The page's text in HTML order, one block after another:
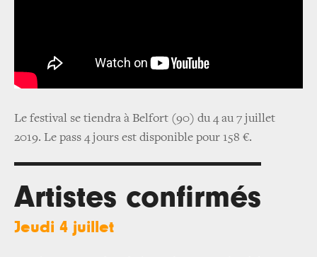
Le festival se tiendra à Belfort (90) du 4 au 7 juillet
2019. Le pass 4 jours est disponible pour 158 €.
Artistes confirmés
Jeudi 4 juillet